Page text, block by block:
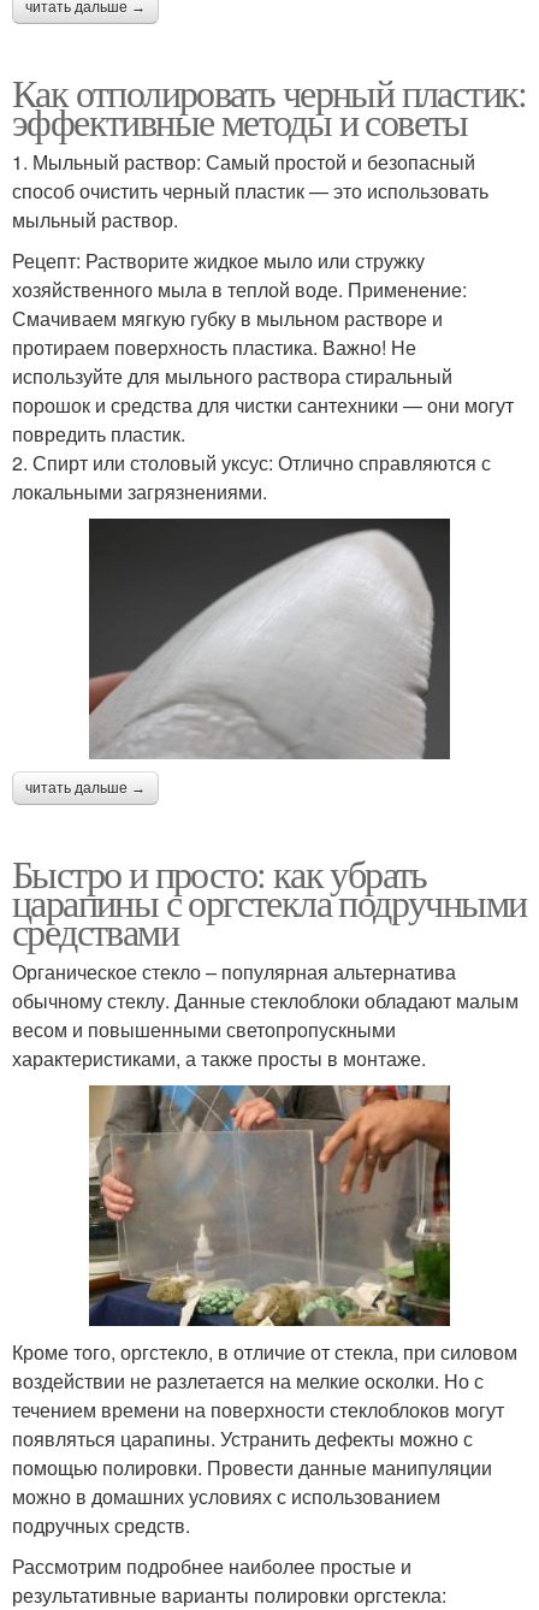
читать дальше →
Как отполировать черный пластик:
эффективные методы и советы
1. Мыльный раствор: Самый простой и безопасный
способ очистить черный пластик — это использовать
мыльный раствор.
Рецепт: Растворите жидкое мыло или стружку
хозяйственного мыла в теплой воде. Применение:
Смачиваем мягкую губку в мыльном растворе и
протираем поверхность пластика. Важно! Не
используйте для мыльного раствора стиральный
порошок и средства для чистки сантехники — они могут
повредить пластик.
2. Спирт или столовый уксус: Отлично справляются с
локальными загрязнениями.
читать дальше →
Быстро и просто: как убрать
царапины с оргстекла подручными
средствами
Органическое стекло – популярная альтернатива
обычному стеклу. Данные стеклоблоки обладают малым
весом и повышенными светопропускными
характеристиками, а также просты в монтаже.
Кроме того, оргстекло, в отличие от стекла, при силовом
воздействии не разлетается на мелкие осколки. Но с
течением времени на поверхности стеклоблоков могут
появляться царапины. Устранить дефекты можно с
помощью полировки. Провести данные манипуляции
можно в домашних условиях с использованием
подручных средств.
Рассмотрим подробнее наиболее простые и
результативные варианты полировки оргстекла: